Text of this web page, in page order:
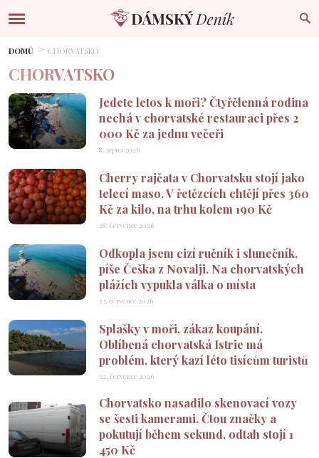
DOMŮ CHORVATSKO
CHORVATSKO
Jedete letos k moři? Čtyřčlenná rodina
nechá v chorvatské restauraci přes 2
000 Kč za jednu večeři
8. srpna 2026
Cherry rajčata v Chorvatsku stojí jako
telecí maso. V řetězcích chtějí přes 360
Kč za kilo, na trhu kolem 190 Kč
28. července 2026
Odkopla jsem cizí ručník i slunečník,
píše Češka z Novalji. Na chorvatských
plážích vypukla válka o místa
23. července 2026
Splašky v moři, zákaz koupání.
Oblíbená chorvatská Istrie má
problém, který kazí léto tisícům turistů
22. července 2026
Chorvatsko nasadilo skenovací vozy
se šesti kamerami. Čtou značky a
pokutují během sekund, odtah stojí 1
450 Kč